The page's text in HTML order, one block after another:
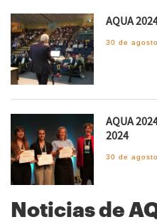
AQUA
30 de
AQUA
2024
30 de
Noticias de